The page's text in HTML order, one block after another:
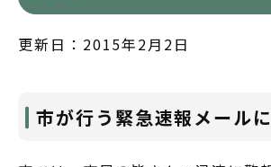
更新日：2015年2月2日
市が行う緊急速報メール